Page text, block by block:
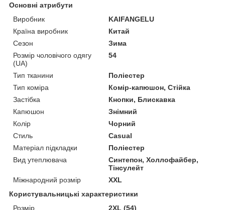
Основні атрибути
Виробник
KAIFANGELU
Країна виробник
Китай
Сезон
Зима
Розмір чоловічого одягу
(UA)
54
Тип тканини
Поліестер
Тип коміра
Комір-капюшон, Стійка
Застібка
Кнопки, Блискавка
Капюшон
Знімний
Колір
Чорний
Стиль
Casual
Матеріал підкладки
Поліестер
Вид утеплювача
Синтепон, Холлофайбер,
Тінсулейт
Міжнародний розмір
XXL
Користувальницькі характеристики
Розмір
2XL (54)